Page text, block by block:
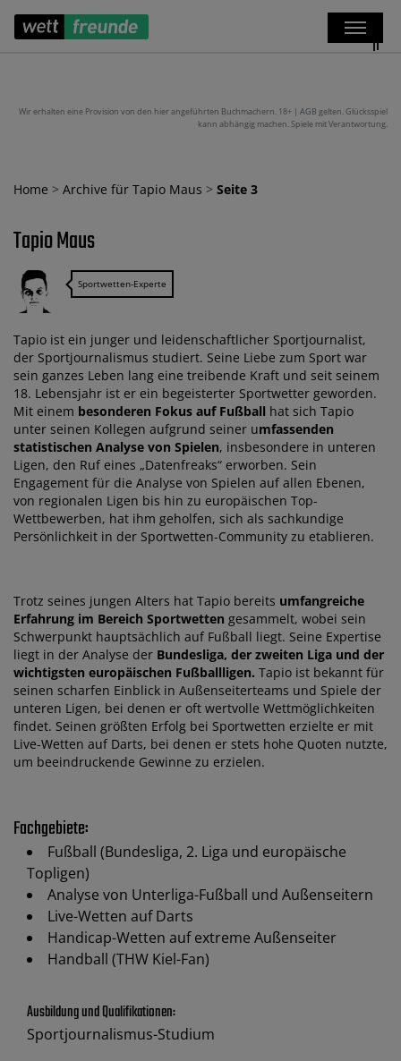
Wir erhalten eine Provision von den hier angeführten Buchmachern. 18+ | AGB gelten. Glücksspiel
kann abhängig machen. Spiele mit Verantwortung.
Home > Archive für Tapio Maus > Seite 3
Tapio Maus
Sportwetten-Experte
Tapio ist ein junger und leidenschaftlicher Sportjournalist,
der Sportjournalismus studiert. Seine Liebe zum Sport war
sein ganzes Leben lang eine treibende Kraft und seit seinem
18. Lebensjahr ist er ein begeisterter Sportwetter geworden.
Mit einem besonderen Fokus auf Fußball hat sich Tapio
unter seinen Kollegen aufgrund seiner umfassenden
statistischen Analyse von Spielen, insbesondere in unteren
Ligen, den Ruf eines „Datenfreaks“ erworben. Sein
Engagement für die Analyse von Spielen auf allen Ebenen,
von regionalen Ligen bis hin zu europäischen Top-
Wettbewerben, hat ihm geholfen, sich als sachkundige
Persönlichkeit in der Sportwetten-Community zu etablieren.
Trotz seines jungen Alters hat Tapio bereits umfangreiche
Erfahrung im Bereich Sportwetten gesammelt, wobei sein
Schwerpunkt hauptsächlich auf Fußball liegt. Seine Expertise
liegt in der Analyse der Bundesliga, der zweiten Liga und der
wichtigsten europäischen Fußballligen. Tapio ist bekannt für
seinen scharfen Einblick in Außenseiterteams und Spiele der
unteren Ligen, bei denen er oft wertvolle Wettmöglichkeiten
findet. Seinen größten Erfolg bei Sportwetten erzielte er mit
Live-Wetten auf Darts, bei denen er stets hohe Quoten nutzte,
um beeindruckende Gewinne zu erzielen.
Fachgebiete:
Fußball (Bundesliga, 2. Liga und europäische
Topligen)
Analyse von Unterliga-Fußball und Außenseitern
Live-Wetten auf Darts
Handicap-Wetten auf extreme Außenseiter
Handball (THW Kiel-Fan)
Ausbildung und Qualifikationen:
Sportjournalismus-Studium